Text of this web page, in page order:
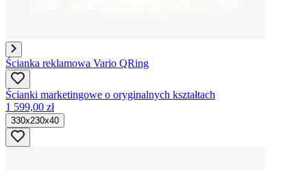
Ścianka reklamowa Vario QRing
Ścianki marketingowe o oryginalnych kształtach
1 599,00 zł
330x230x40